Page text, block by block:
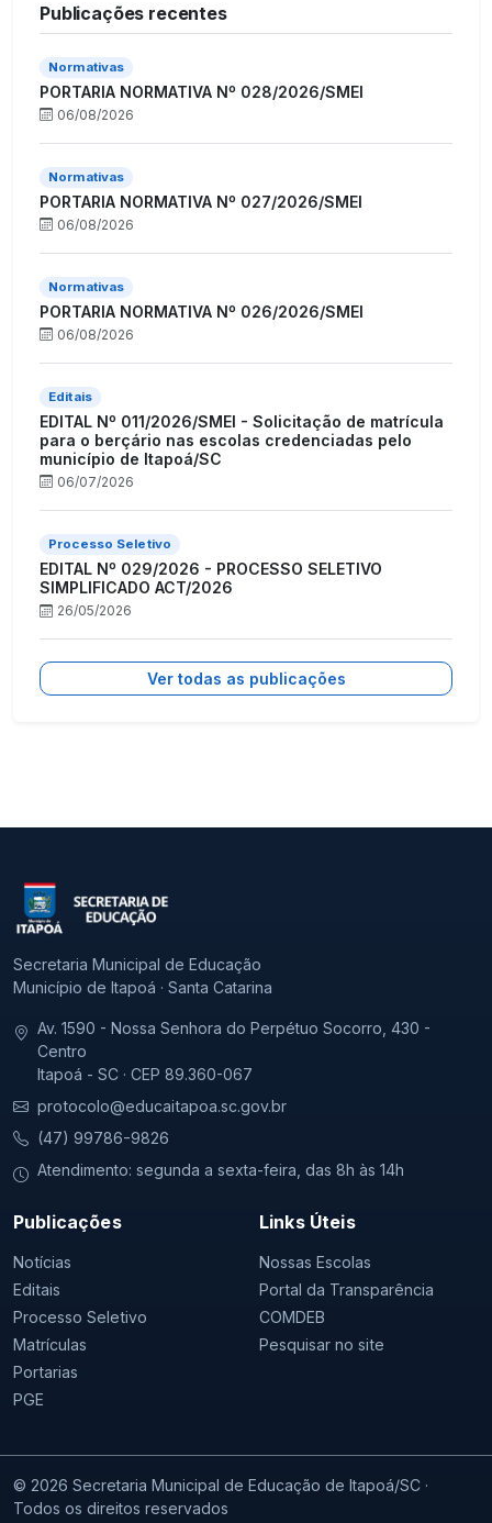
Publicações recentes
Normativas
PORTARIA NORMATIVA Nº 028/2026/SMEI
06/08/2026
Normativas
PORTARIA NORMATIVA Nº 027/2026/SMEI
06/08/2026
Normativas
PORTARIA NORMATIVA Nº 026/2026/SMEI
06/08/2026
Editais
EDITAL Nº 011/2026/SMEI - Solicitação de matrícula
para o berçário nas escolas credenciadas pelo
município de Itapoá/SC
06/07/2026
Processo Seletivo
EDITAL Nº 029/2026 - PROCESSO SELETIVO
SIMPLIFICADO ACT/2026
26/05/2026
Ver todas as publicações
Secretaria Municipal de Educação
Município de Itapoá · Santa Catarina
Av. 1590 - Nossa Senhora do Perpétuo Socorro, 430 -
Centro
Itapoá - SC · CEP 89.360-067
protocolo@educaitapoa.sc.gov.br
(47) 99786-9826
Atendimento: segunda a sexta-feira, das 8h às 14h
Publicações
Notícias
Editais
Processo Seletivo
Matrículas
Portarias
PGE
Links Úteis
Nossas Escolas
Portal da Transparência
COMDEB
Pesquisar no site
© 2026 Secretaria Municipal de Educação de Itapoá/SC ·
Todos os direitos reservados